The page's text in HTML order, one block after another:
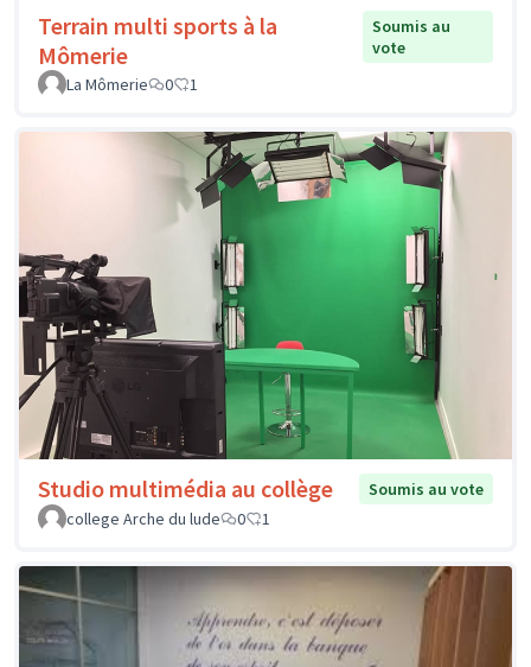
Terrain multi sports à la
Mômerie
Soumis au
vote
La Mômerie
0 1
Studio multimédia au collège
Soumis au vote
college Arche du lude
0 1